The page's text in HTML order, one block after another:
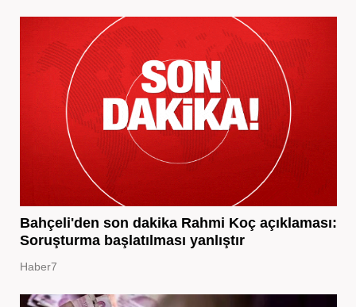
Bahçeli'den son dakika Rahmi Koç açıklaması:
Soruşturma başlatılması yanlıştır
Haber7